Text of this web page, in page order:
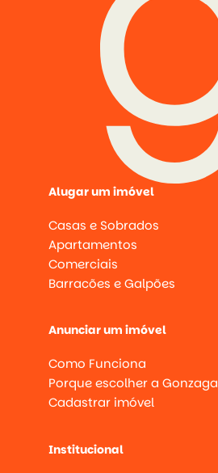
Alugar um imóvel
Casas e Sobrados
Apartamentos
Comerciais
Barracões e Galpões
Anunciar um imóvel
Como Funciona
Porque escolher a Gonzaga
Cadastrar imóvel
Institucional